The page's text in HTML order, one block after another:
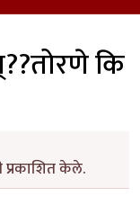
कि
प्रकाशित केले.